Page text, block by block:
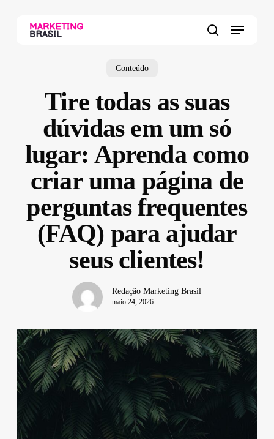
Menu
Conteúdo
Tire todas as suas
dúvidas em um só
lugar: Aprenda como
criar uma página de
perguntas frequentes
(FAQ) para ajudar
seus clientes!
Redação Marketing Brasil
maio 24, 2026